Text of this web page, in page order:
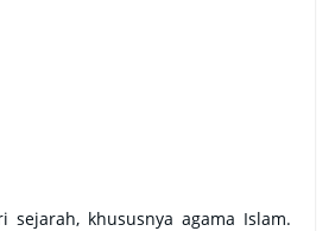
khususnya agama Islam.